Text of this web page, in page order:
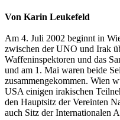
Von Karin Leukefeld
Am 4. Juli 2002 beginnt in
zwischen der UNO und Irak
Waffeninspektoren und das
und am 1. Mai waren beide
zusammengekommen. Wien
USA einigen irakischen
den Hauptsitz der Vereinten
auch Sitz der Internationalen